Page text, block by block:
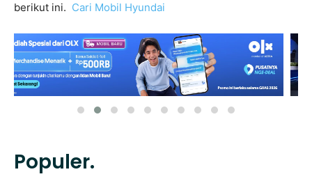
berikut ini. Cari Mobil Hyundai
Populer.